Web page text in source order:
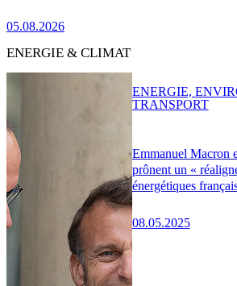
05.08.2026
ENERGIE & CLIMAT
Emmanuel Macron
prônent un «
énergétiques
08.05.2025
ENERGIE,
TRANSPORT